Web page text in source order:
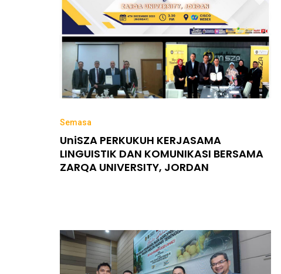
Semasa
UniSZA PERKUKUH KERJASAMA
LINGUISTIK DAN KOMUNIKASI BERSAMA
ZARQA UNIVERSITY, JORDAN